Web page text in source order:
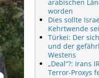
arabischen
worden
Dies sollte
Kehrtwende
Türkei: Der
und der
Westens
„Deal“?: Irans
Terror-Proxys